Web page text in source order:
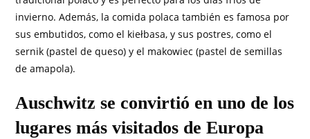
invierno. Además, la comida polaca también es famosa por
sus embutidos, como el kiełbasa, y sus postres, como el
sernik (pastel de queso) y el makowiec (pastel de semillas
de amapola).
Auschwitz se convirtió en uno de los
lugares más visitados de Europa